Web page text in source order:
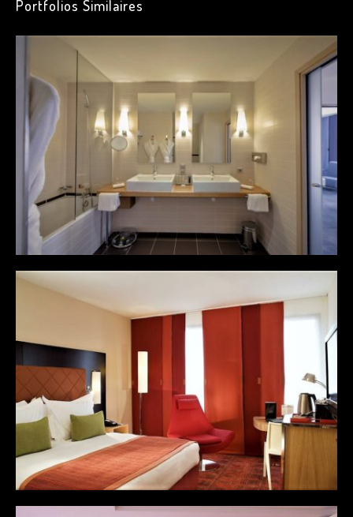
février 2017
janvier 2017
décembre 2016
Minimal
Month of the year
Personal
Protfolio
Portfolios Similaires